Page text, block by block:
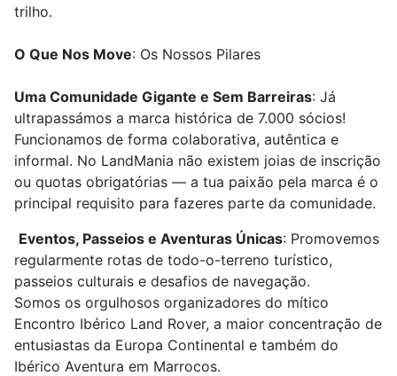
trilho.
O Que Nos Move: Os Nossos Pilares
Uma Comunidade Gigante e Sem Barreiras: Já
ultrapassámos a marca histórica de 7.000 sócios!
Funcionamos de forma colaborativa, autêntica e
informal. No LandMania não existem joias de inscrição
ou quotas obrigatórias — a tua paixão pela marca é o
principal requisito para fazeres parte da comunidade.
Eventos, Passeios e Aventuras Únicas: Promovemos
regularmente rotas de todo-o-terreno turístico,
passeios culturais e desafios de navegação.
Somos os orgulhosos organizadores do mítico
Encontro Ibérico Land Rover, a maior concentração de
entusiastas da Europa Continental e também do
Ibérico Aventura em Marrocos.